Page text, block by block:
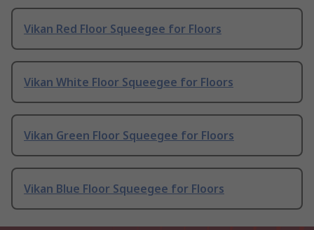
Vikan Red Floor Squeegee for Floors
Vikan White Floor Squeegee for Floors
Vikan Green Floor Squeegee for Floors
Vikan Blue Floor Squeegee for Floors